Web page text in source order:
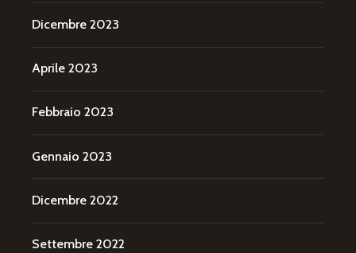
Dicembre 2023
Aprile 2023
Febbraio 2023
Gennaio 2023
Dicembre 2022
Settembre 2022